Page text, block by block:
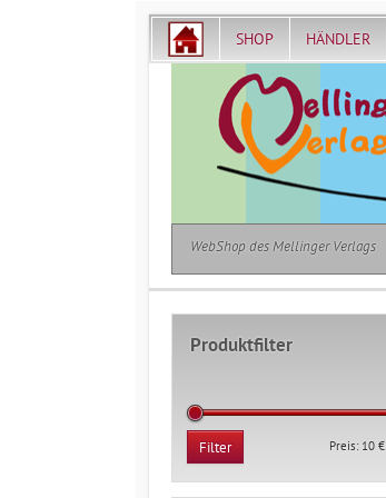
SHOP HÄNDLER
WebShop des Mellinger Verlags
Produktfilter
Filter Preis: 10 €